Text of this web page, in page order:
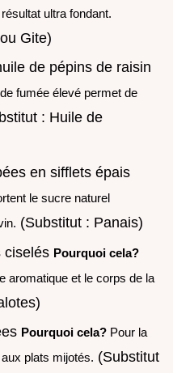
ultra fondant.
Gite)
de pépins de raisin
fumée élevé permet de
: Huile de
en sifflets épais
le sucre naturel
(Substitut : Panais)
ciselés Pourquoi cela?
aromatique et le corps de la
Pourquoi cela? Pour la
plats mijotés. (Substitut